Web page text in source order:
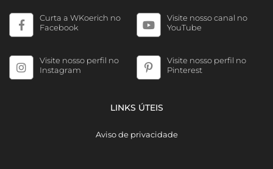
Curta a WKoerich no
Facebook
Visite nosso canal no
YouTube
Visite nosso perfil no
Instagram
Visite nosso perfil no
Pinterest
LINKS ÚTEIS
Aviso de privacidade